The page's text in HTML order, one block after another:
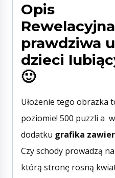
Opis
prawdziwa
dzieci
🙂
Ułożenie tego obrazka
poziomie! 500 puzzli a w
dodatku grafika
Czy schody prowadzą
którą stronę rosną